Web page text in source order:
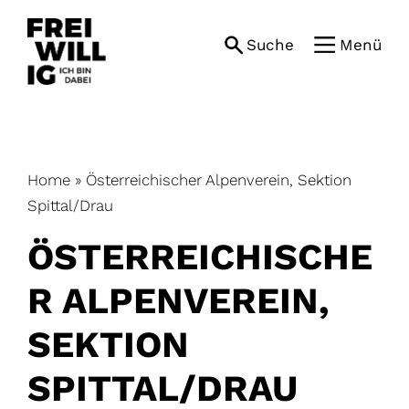
content
Suche Menü
Home » Österreichischer Alpenverein, Sektion
Spittal/Drau
ÖSTERREICHISCHE
R ALPENVEREIN,
SEKTION
SPITTAL/DRAU